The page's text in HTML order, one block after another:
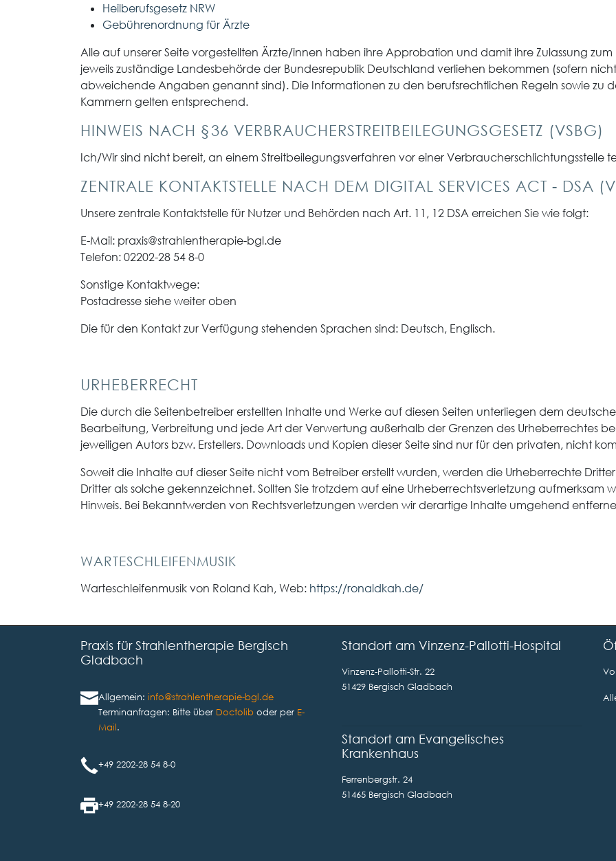
Heilberufsgesetz NRW
Gebührenordnung für Ärzte
Alle auf unserer Seite vorgestellten Ärzte/innen haben ihre Approbation und damit ihre Zulassung
jeweils zuständige Landesbehörde der Bundesrepublik Deutschland verliehen bekommen (sofern
abweichende Angaben genannt sind). Die Informationen zu den berufsrechtlichen Regeln sowie zu
Kammern gelten entsprechend.
HINWEIS NACH §36 VERBRAUCHER­STREIT­BEILEGUNGS­GESETZ (VSBG)
Ich/Wir sind nicht bereit, an einem Streitbeilegungsverfahren vor einer Verbraucherschlichtungsstelle
ZENTRALE KONTAKTSTELLE NACH DEM DIGITAL SERVICES ACT - DSA
Unsere zentrale Kontaktstelle für Nutzer und Behörden nach Art. 11, 12 DSA erreichen Sie wie folgt:
E-Mail: praxis@strahlentherapie-bgl.de
Telefon: 02202-28 54 8-0
Sonstige Kontaktwege:
Postadresse siehe weiter oben
Die für den Kontakt zur Verfügung stehenden Sprachen sind: Deutsch, Englisch.
URHEBERRECHT
Die durch die Seitenbetreiber erstellten Inhalte und Werke auf diesen Seiten unterliegen dem
Bearbeitung, Verbreitung und jede Art der Verwertung außerhalb der Grenzen des Urheberrechtes
jeweiligen Autors bzw. Erstellers. Downloads und Kopien dieser Seite sind nur für den privaten, nicht
Soweit die Inhalte auf dieser Seite nicht vom Betreiber erstellt wurden, werden die Urheberrechte
Dritter als solche gekennzeichnet. Sollten Sie trotzdem auf eine Urheberrechtsverletzung
Hinweis. Bei Bekanntwerden von Rechtsverletzungen werden wir derartige Inhalte umgehend
WARTESCHLEIFENMUSIK
Warteschleifenmusik von Roland Kah, Web: https://ronaldkah.de/
Praxis für Strahlentherapie Bergisch
Gladbach
Allgemein: info@strahlentherapie-bgl.de
Terminanfragen: Bitte über Doctolib oder per E-
Mail.
+49 2202-28 54 8-0
+49 2202-28 54 8-20
Standort am Vinzenz-Pallotti-Hospital
Vinzenz-Pallotti-Str. 22
51429 Bergisch Gladbach
Standort am Evangelisches
Krankenhaus
Ferrenbergstr. 24
51465 Bergisch Gladbach